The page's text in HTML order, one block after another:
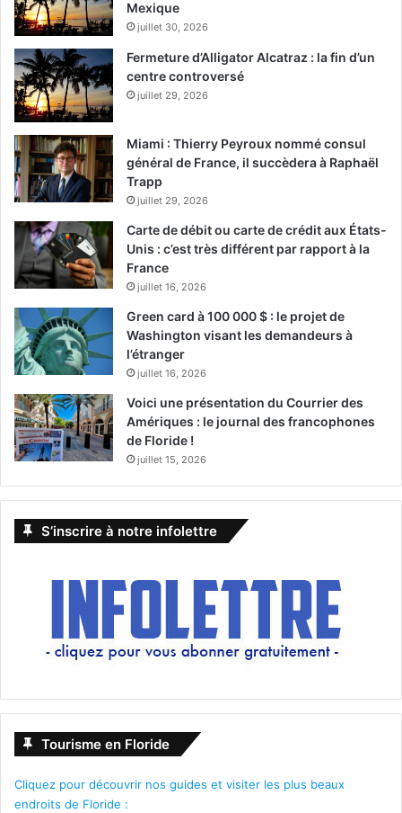
Mexique
juillet 30, 2026
Fermeture d’Alligator Alcatraz : la fin d’un
centre controversé
juillet 29, 2026
Miami : Thierry Peyroux nommé consul
général de France, il succèdera à Raphaël
Trapp
juillet 29, 2026
Carte de débit ou carte de crédit aux États-
Unis : c’est très différent par rapport à la
France
juillet 16, 2026
Green card à 100 000 $ : le projet de
Washington visant les demandeurs à
l’étranger
juillet 16, 2026
Voici une présentation du Courrier des
Amériques : le journal des francophones
de Floride !
juillet 15, 2026
S’inscrire à notre infolettre
Tourisme en Floride
Cliquez pour découvrir nos guides et visiter les plus beaux
endroits de Floride :